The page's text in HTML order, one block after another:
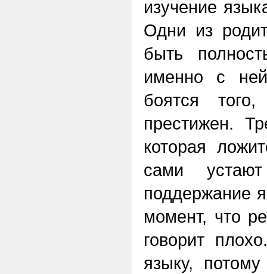
изучение
Одни из
быть
именно с
боятся
престижен.
которая
сами
поддержание
момент, что
говорит
языку,